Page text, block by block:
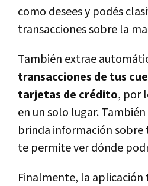
como desees y podés
transacciones sobre la
También extrae
transacciones de tus
tarjetas de crédito, por
en un solo lugar.
brinda información sobre
te permite ver dónde
Finalmente, la